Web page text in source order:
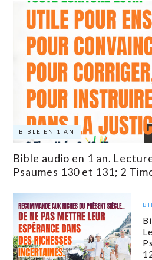
BIBLE EN 1 AN
Bible audio en 1 an.
Psaumes 130 et 131; 2